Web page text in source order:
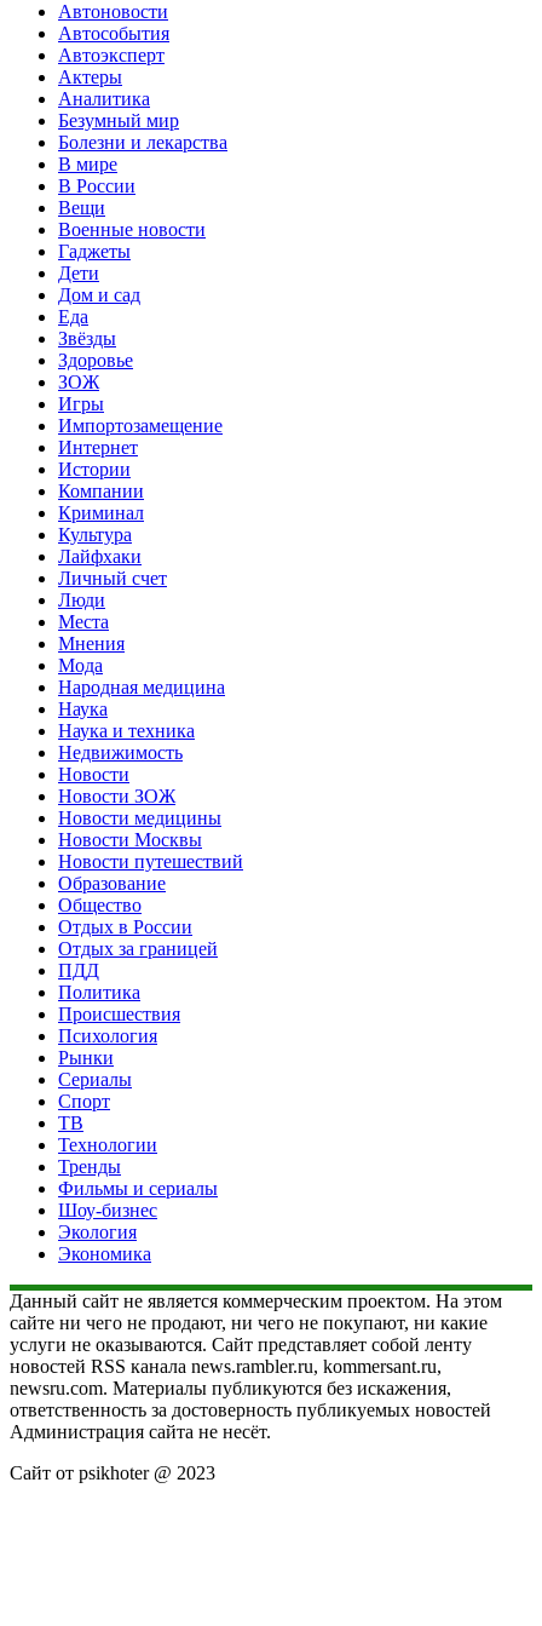
Автоновости
Автособытия
Автоэксперт
Актеры
Аналитика
Безумный мир
Болезни и лекарства
В мире
В России
Вещи
Военные новости
Гаджеты
Дети
Дом и сад
Еда
Звёзды
Здоровье
ЗОЖ
Игры
Импортозамещение
Интернет
Истории
Компании
Криминал
Культура
Лайфхаки
Личный счет
Люди
Места
Мнения
Мода
Народная медицина
Наука
Наука и техника
Недвижимость
Новости
Новости ЗОЖ
Новости медицины
Новости Москвы
Новости путешествий
Образование
Общество
Отдых в России
Отдых за границей
ПДД
Политика
Происшествия
Психология
Рынки
Сериалы
Спорт
ТВ
Технологии
Тренды
Фильмы и сериалы
Шоу-бизнес
Экология
Экономика
Данный сайт не является коммерческим проектом. На этом
сайте ни чего не продают, ни чего не покупают, ни какие
услуги не оказываются. Сайт представляет собой ленту
новостей RSS канала news.rambler.ru, kommersant.ru,
newsru.com. Материалы публикуются без искажения,
ответственность за достоверность публикуемых новостей
Администрация сайта не несёт.
Сайт от psikhoter @ 2023